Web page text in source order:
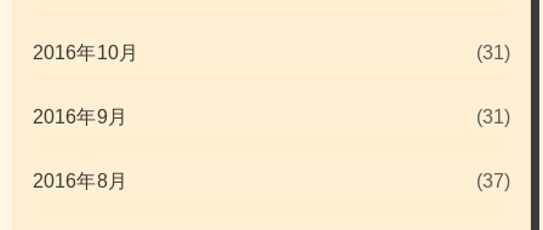
2016年10月 (31)
2016年9月 (31)
2016年8月 (37)